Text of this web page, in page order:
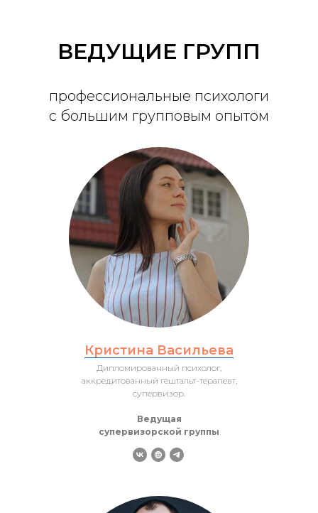
ВЕДУЩИЕ ГРУПП
профессиональные психологи
с большим групповым опытом
Кристина Васильева
Дипломированный психолог,
аккредитованный гештальт-терапевт,
супервизор.
Ведущая
супервизорской группы